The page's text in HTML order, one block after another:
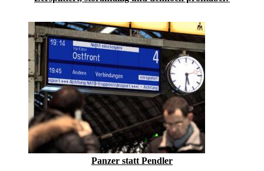
Panzer statt Pendler